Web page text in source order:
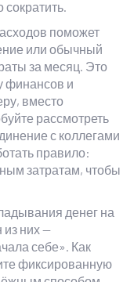
поможет
или обычный
за месяц. Это
финансов и
вместо
рассмотреть
с коллегами
правило:
затратам, чтобы
денег на
них —
себе». Как
фиксированную